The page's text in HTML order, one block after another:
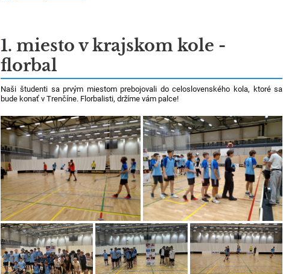
1. miesto v krajskom kole -
florbal
Naši študenti sa prvým miestom prebojovali do celoslovenského kola, ktoré sa
bude konať v Trenčíne. Florbalisti, držíme vám palce!